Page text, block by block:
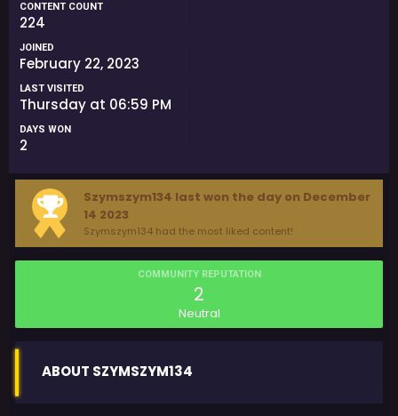
CONTENT COUNT
224
JOINED
February 22, 2023
LAST VISITED
Thursday at 06:59 PM
DAYS WON
2
Szymszym134 last won the day on December
14 2023
Szymszym134 had the most liked content!
COMMUNITY REPUTATION
2
Neutral
ABOUT SZYMSZYM134